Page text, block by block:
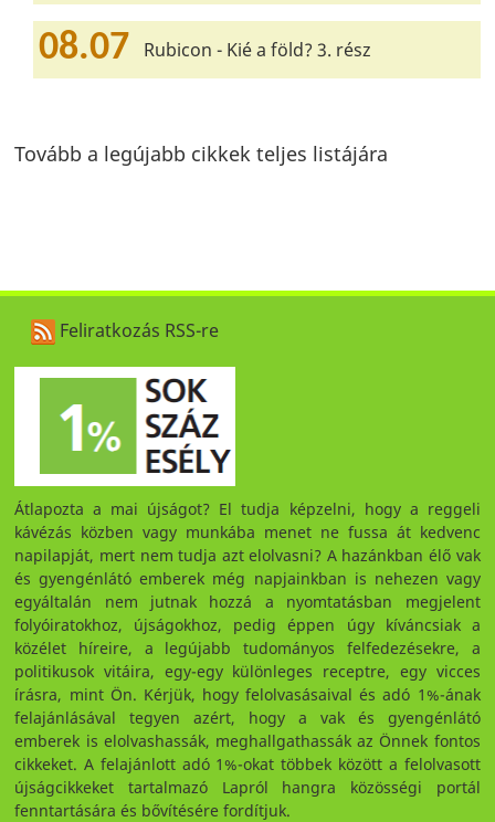
08.07 Rubicon - Kié a föld? 3. rész
Tovább a legújabb cikkek teljes listájára
Feliratkozás RSS-re
Átlapozta a mai újságot? El tudja képzelni, hogy a reggeli
kávézás közben vagy munkába menet ne fussa át kedvenc
napilapját, mert nem tudja azt elolvasni? A hazánkban élő vak
és gyengénlátó emberek még napjainkban is nehezen vagy
egyáltalán nem jutnak hozzá a nyomtatásban megjelent
folyóiratokhoz, újságokhoz, pedig éppen úgy kíváncsiak a
közélet híreire, a legújabb tudományos felfedezésekre, a
politikusok vitáira, egy-egy különleges receptre, egy vicces
írásra, mint Ön. Kérjük, hogy felolvasásaival és adó 1%-ának
felajánlásával tegyen azért, hogy a vak és gyengénlátó
emberek is elolvashassák, meghallgathassák az Önnek fontos
cikkeket. A felajánlott adó 1%-okat többek között a felolvasott
újságcikkeket tartalmazó Lapról hangra közösségi portál
fenntartására és bővítésére fordítjuk.